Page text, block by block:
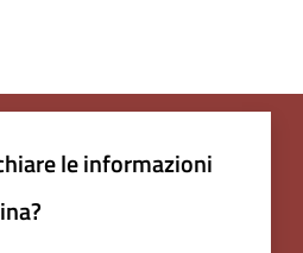
le informazioni